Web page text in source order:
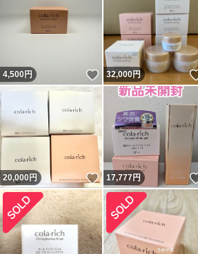
4,500円 いいね！
32,000円
20,000円 いいね！
17,777円